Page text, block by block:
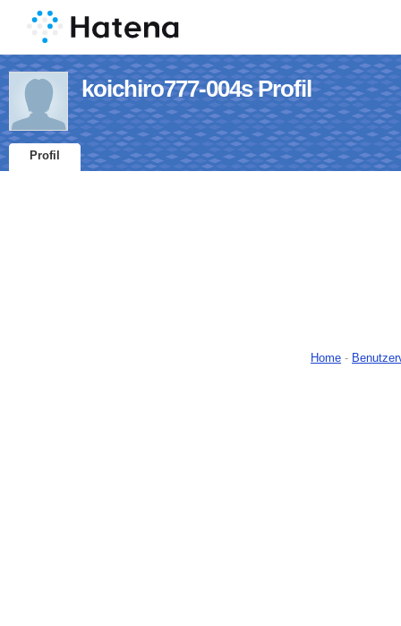
koichiro777-004s Profil
Profil
Home -